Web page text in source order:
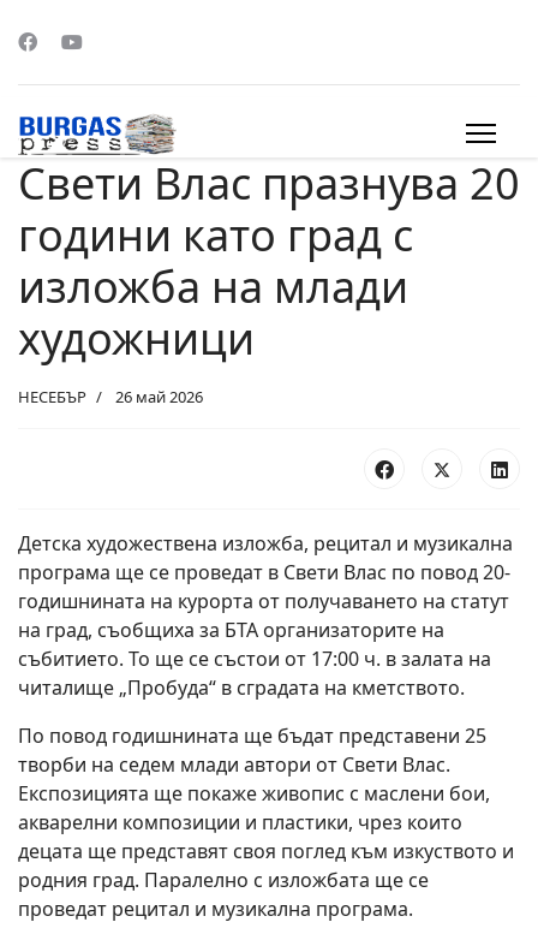
Свети Влас празнува 20
години като град с
изложба на млади
художници
НЕСЕБЪР 26 май 2026
Детска художествена изложба, рецитал и музикална
програма ще се проведат в Свети Влас по повод 20-
годишнината на курорта от получаването на статут
на град, съобщиха за БТА организаторите на
събитието. То ще се състои от 17:00 ч. в залата на
читалище „Пробуда“ в сградата на кметството.
По повод годишнината ще бъдат представени 25
творби на седем млади автори от Свети Влас.
Експозицията ще покаже живопис с маслени бои,
акварелни композиции и пластики, чрез които
децата ще представят своя поглед към изкуството и
родния град. Паралелно с изложбата ще се
проведат рецитал и музикална програма.